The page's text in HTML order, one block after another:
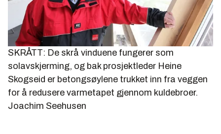
SKRÅTT: De skrå vinduene fungerer som
solavskjerming, og bak prosjektleder Heine
Skogseid er betongsøylene trukket inn fra veggen
for å redusere varmetapet gjennom kuldebroer.
Joachim Seehusen